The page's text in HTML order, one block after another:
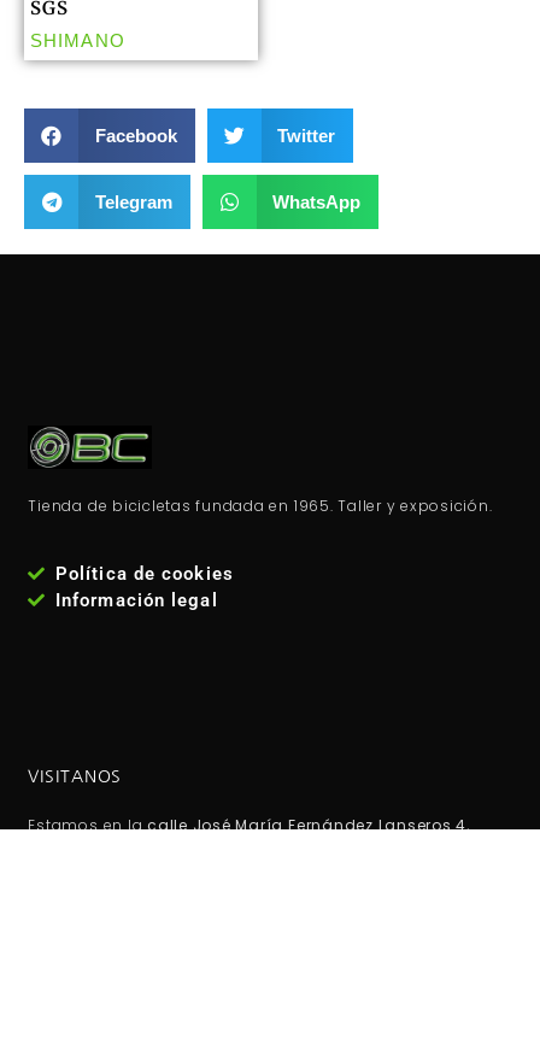
SGS
SHIMANO
Facebook Twitter
Telegram WhatsApp
Tienda de bicicletas fundada en 1965. Taller y exposición.
Política de cookies
Información legal
VISITANOS
Estamos en lacalle José María Fernández Lanseros 4,